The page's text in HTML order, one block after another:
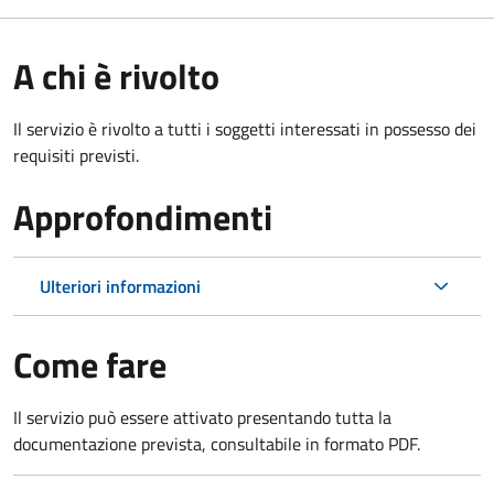
A chi è rivolto
Il servizio è rivolto a tutti i soggetti interessati in possesso dei
requisiti previsti.
Approfondimenti
Ulteriori informazioni
Come fare
Il servizio può essere attivato presentando tutta la
documentazione prevista, consultabile in formato PDF.